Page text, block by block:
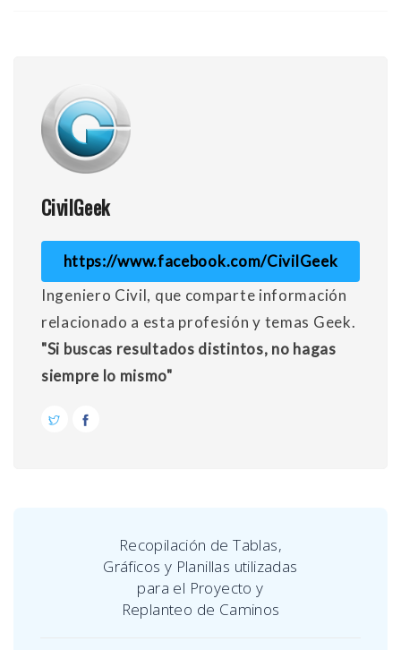
CivilGeek
https://www.facebook.com/CivilGeek
Ingeniero Civil, que comparte información
relacionado a esta profesión y temas Geek.
"Si buscas resultados distintos, no hagas
siempre lo mismo"
Recopilación de Tablas,
Gráficos y Planillas utilizadas
para el Proyecto y
Replanteo de Caminos